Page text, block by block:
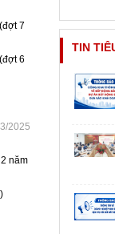
7
6
2025
năm
TIN